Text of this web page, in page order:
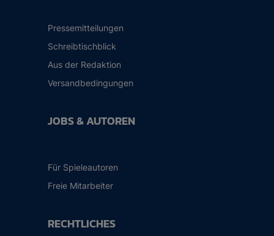
Pressemitteilungen
Schreibtischblick
Aus der Redaktion
Versandbedingungen
JOBS & AUTOREN
Für Spieleautoren
Freie Mitarbeiter
RECHTLICHES